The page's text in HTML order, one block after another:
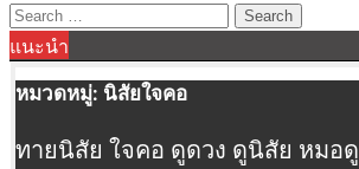
Search
for:
แนะนำ
หมวดหมู่: นิสัยใจคอ
ทายนิสัย ใจคอ ดูดวง ดูนิสัย หมอดู